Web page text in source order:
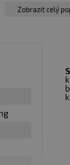
pro
dosah dětí!
Zobrazit celý